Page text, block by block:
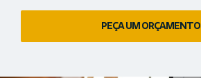
PEÇA UM ORÇAMENTO